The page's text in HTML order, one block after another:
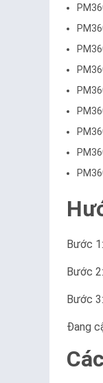
Bước
Bước
Bước
Đang